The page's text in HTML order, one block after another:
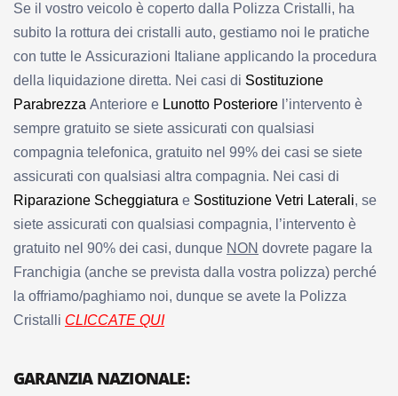
Se il vostro veicolo è coperto dalla Polizza Cristalli, ha
subito la rottura dei cristalli auto, gestiamo noi le pratiche
con tutte le Assicurazioni Italiane applicando la procedura
della liquidazione diretta. Nei casi di Sostituzione
Parabrezza Anteriore e Lunotto Posteriore l’intervento è
sempre gratuito se siete assicurati con qualsiasi
compagnia telefonica, gratuito nel 99% dei casi se siete
assicurati con qualsiasi altra compagnia. Nei casi di
Riparazione Scheggiatura e Sostituzione Vetri Laterali, se
siete assicurati con qualsiasi compagnia, l’intervento è
gratuito nel 90% dei casi, dunque NON dovrete pagare la
Franchigia (anche se prevista dalla vostra polizza) perché
la offriamo/paghiamo noi, dunque se avete la Polizza
Cristalli CLICCATE QUI
GARANZIA NAZIONALE: